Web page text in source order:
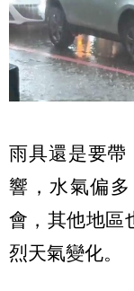
雨具還是要帶
響，水氣偏
會，其他地區
烈天氣變化。